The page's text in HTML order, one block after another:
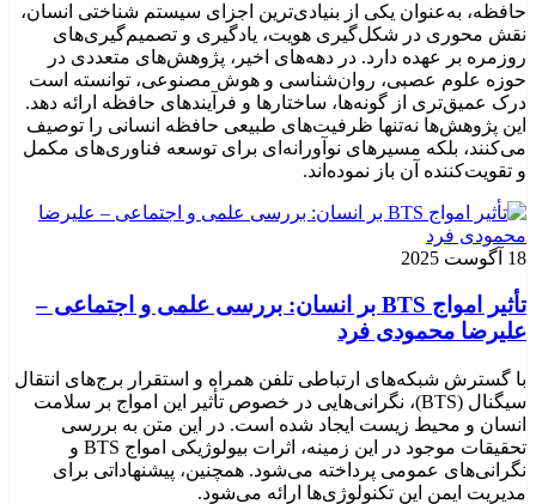
حافظه، به‌عنوان یکی از بنیادی‌ترین اجزای سیستم شناختی انسان،
نقش محوری در شکل‌گیری هویت، یادگیری و تصمیم‌گیری‌های
روزمره بر عهده دارد. در دهه‌های اخیر، پژوهش‌های متعددی در
حوزه علوم عصبی، روان‌شناسی و هوش مصنوعی، توانسته‌ است
درک عمیق‌تری از گونه‌ها، ساختارها و فرآیندهای حافظه ارائه دهد.
این پژوهش‌ها نه‌تنها ظرفیت‌های طبیعی حافظه انسانی را توصیف
می‌کنند، بلکه مسیرهای نوآورانه‌ای برای توسعه فناوری‌های مکمل
و تقویت‌کننده آن باز نموده‌اند.
18 آگوست 2025
تأثیر امواج BTS بر انسان: بررسی علمی و اجتماعی –
علیرضا محمودی فرد
با گسترش شبکه‌های ارتباطی تلفن همراه و استقرار برج‌های انتقال
سیگنال (BTS)، نگرانی‌هایی در خصوص تأثیر این امواج بر سلامت
انسان و محیط زیست ایجاد شده است. در این متن به بررسی
تحقیقات موجود در این زمینه، اثرات بیولوژیکی امواج BTS و
نگرانی‌های عمومی پرداخته می‌شود. همچنین، پیشنهاداتی برای
مدیریت ایمن این تکنولوژی‌ها ارائه می‌شود.